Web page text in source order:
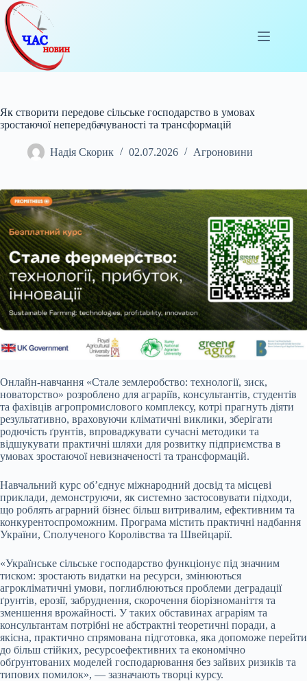
Перейти
до
вмісту
Як створити передове сільське господарство в умовах
зростаючої непередбачуваності та трансформацій
Надія Скорик 02.07.2026 Агроновини
Онлайн-навчання «Стале землеробство: технології, зиск,
новаторство» розроблено для аграріїв, консультантів, студентів
та фахівців агропромислового комплексу, котрі прагнуть діяти
результативно, враховуючи кліматичні виклики, зберігати
родючість ґрунтів, впроваджувати сучасні методики та
відшукувати практичні шляхи для розвитку підприємства в
умовах зростаючої невизначеності та трансформацій.
Навчальний курс об’єднує міжнародний досвід та місцеві
приклади, демонструючи, як системно застосовувати підходи,
що роблять аграрний бізнес більш витривалим, ефективним та
конкурентоспроможним. Програма містить практичні надбання
України, Сполученого Королівства та Швейцарії.
«Українське сільське господарство функціонує під значним
тиском: зростають видатки на ресурси, змінюються
агрокліматичні умови, поглиблюються проблеми деградації
ґрунтів, ерозії, забруднення, скорочення біорізноманіття та
зменшення врожайності. У таких обставинах аграріям та
консультантам потрібні не абстрактні теоретичні поради, а
якісна, практично спрямована підготовка, яка допоможе перейти
до більш стійких, ресурсоефективних та економічно
обґрунтованих моделей господарювання без зайвих ризиків та
типових помилок», — зазначають творці курсу.